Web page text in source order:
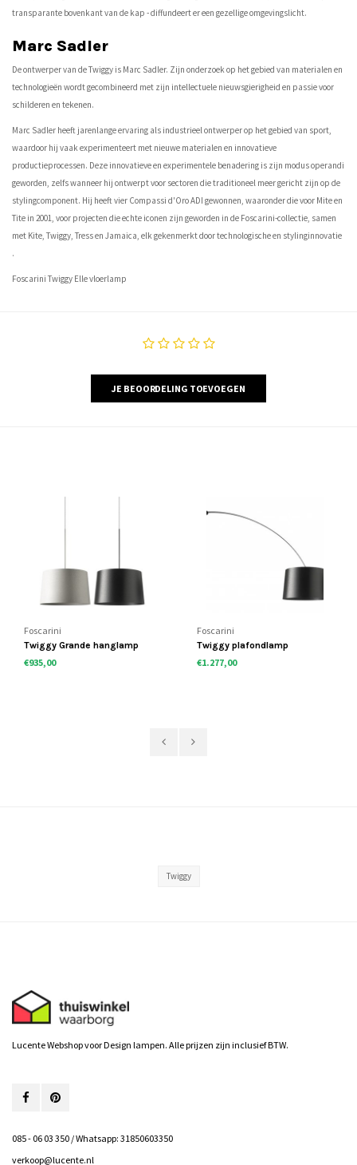
transparante bovenkant van de kap - diffundeert er een gezellige omgevingslicht.
Marc Sadler
De ontwerper van de Twiggy is Marc Sadler. Zijn onderzoek op het gebied van materialen en
technologieën wordt gecombineerd met zijn intellectuele nieuwsgierigheid en passie voor
schilderen en tekenen.
Marc Sadler heeft jarenlange ervaring als industrieel ontwerper op het gebied van sport,
waardoor hij vaak experimenteert met nieuwe materialen en innovatieve
productieprocessen. Deze innovatieve en experimentele benadering is zijn modus operandi
geworden, zelfs wanneer hij ontwerpt voor sectoren die traditioneel meer gericht zijn op de
stylingcomponent. Hij heeft vier Compassi d'Oro ADI gewonnen, waaronder die voor Mite en
Tite in 2001, voor projecten die echte iconen zijn geworden in de Foscarini-collectie, samen
met Kite, Twiggy, Tress en Jamaica, elk gekenmerkt door technologische en stylinginnovatie
.
Foscarini Twiggy Elle vloerlamp
JE BEOORDELING TOEVOEGEN
Foscarini
Twiggy Grande hanglamp
€935,00
Foscarini
Twiggy plafondlamp
€1.277,00
Twiggy
Lucente Webshop voor Design lampen. Alle prijzen zijn inclusief BTW.
085 - 06 03 350 / Whatsapp: 31850603350
verkoop@lucente.nl